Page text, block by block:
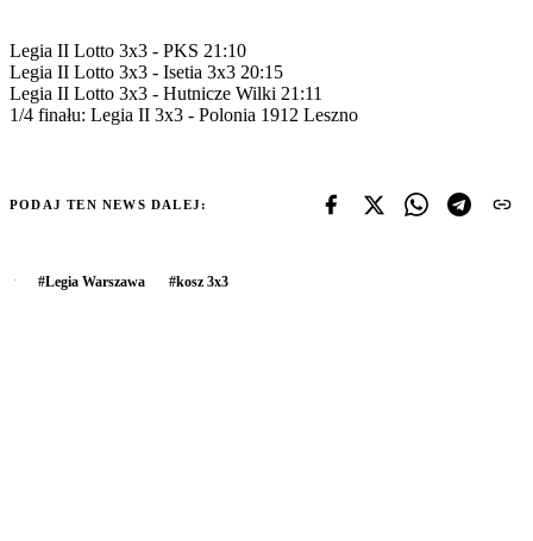
Legia II Lotto 3x3 - PKS 21:10
Legia II Lotto 3x3 - Isetia 3x3 20:15
Legia II Lotto 3x3 - Hutnicze Wilki 21:11
1/4 finału: Legia II 3x3 - Polonia 1912 Leszno
PODAJ TEN NEWS DALEJ:
#Legia Warszawa #kosz 3x3